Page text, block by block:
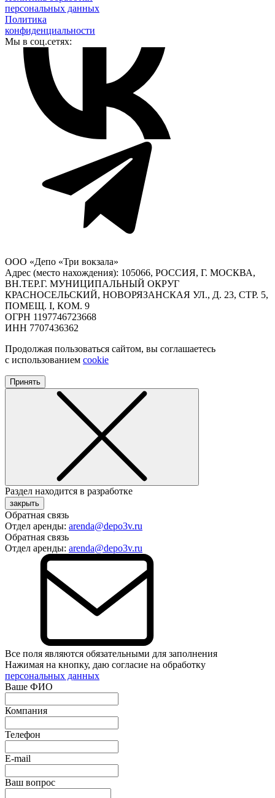
персональных данных
Политика
конфиденциальности
Мы в соц.сетях:
ООО «Депо «Три вокзала»
Адрес (место нахождения): 105066, РОССИЯ, Г. МОСКВА,
ВН.ТЕР.Г. МУНИЦИПАЛЬНЫЙ ОКРУГ
КРАСНОСЕЛЬСКИЙ, НОВОРЯЗАНСКАЯ УЛ., Д. 23, СТР. 5,
ПОМЕЩ. I, КОМ. 9
ОГРН 1197746723668
ИНН 7707436362
Продолжая пользоваться сайтом, вы соглашаетесь
с использованием cookie
Принять
Раздел находится в разработке
закрыть
Обратная связь
Отдел аренды: arenda@depo3v.ru
Обратная связь
Отдел аренды: arenda@depo3v.ru
Все поля являются обязательными для заполнения
Нажимая на кнопку, даю согласие на обработку
персональных данных
Ваше ФИО
Компания
Телефон
E-mail
Ваш вопрос